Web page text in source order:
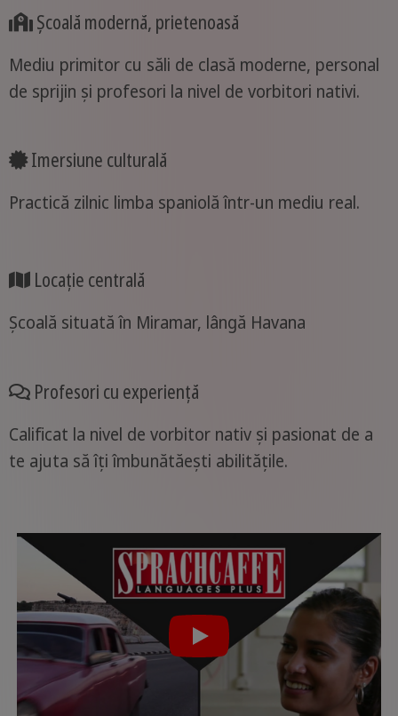
Școală modernă, prietenoasă
Mediu primitor cu săli de clasă moderne, personal
de sprijin și profesori la nivel de vorbitori nativi.
Imersiune culturală
Practică zilnic limba spaniolă într-un mediu real.
Locație centrală
Școală situată în Miramar, lângă Havana
Profesori cu experiență
Calificat la nivel de vorbitor nativ și pasionat de a
te ajuta să îți îmbunătăești abilitățile.